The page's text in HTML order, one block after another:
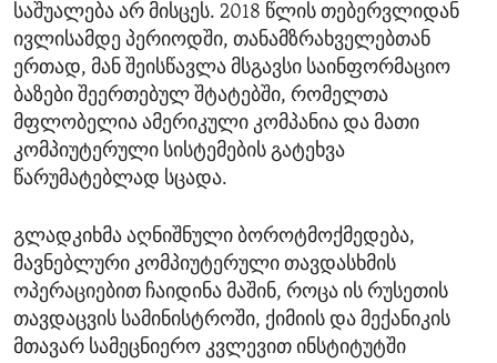
საშუალება არ მისცეს. 2018 წლის თებერვლიდან
ივლისამდე პერიოდში, თანამზრახველებთან
ერთად, მან შეისწავლა მსგავსი საინფორმაციო
ბაზები შეერთებულ შტატებში, რომელთა
მფლობელია ამერიკული კომპანია და მათი
კომპიუტერული სისტემების გატეხვა
წარუმატებლად სცადა.
გლადკიხმა აღნიშნული ბოროტმოქმედება,
მავნებლური კომპიუტერული თავდასხმის
ოპერაციებით ჩაიდინა მაშინ, როცა ის რუსეთის
თავდაცვის სამინისტროში, ქიმიის და მექანიკის
მთავარ სამეცნიერო კვლევით ინსტიტუტში